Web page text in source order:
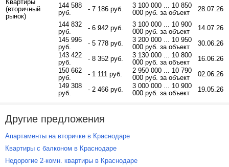
Квартиры
(вторичный
рынок)
144 588
руб.
- 7 186 руб.
3 100 000 ... 10 850
000 руб. за объект
28.07.26
144 832
руб.
- 6 942 руб.
3 100 000 ... 10 900
000 руб. за объект
14.07.26
145 996
руб.
- 5 778 руб.
3 200 000 ... 10 950
000 руб. за объект
30.06.26
143 422
руб.
- 8 352 руб.
3 130 000 ... 10 800
000 руб. за объект
16.06.26
150 662
руб.
- 1 111 руб.
2 950 000 ... 10 790
000 руб. за объект
02.06.26
149 308
руб.
- 2 466 руб.
3 000 000 ... 10 900
000 руб. за объект
19.05.26
Другие предложения
Апартаменты на вторичке в Краснодаре
Квартиры с балконом в Краснодаре
Недорогие 2-комн. квартиры в Краснодаре